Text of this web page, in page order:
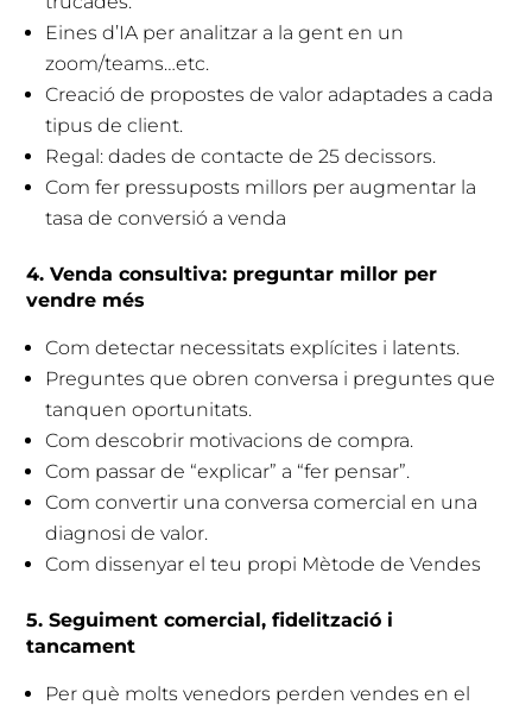
Eines d’IA per analitzar a la gent en un
zoom/teams…etc.
Creació de propostes de valor adaptades a cada
tipus de client.
Regal: dades de contacte de 25 decissors.
Com fer pressuposts millors per augmentar la
tasa de conversió a venda
4. Venda consultiva: preguntar millor per
vendre més
Com detectar necessitats explícites i latents.
Preguntes que obren conversa i preguntes que
tanquen oportunitats.
Com descobrir motivacions de compra.
Com passar de “explicar” a “fer pensar”.
Com convertir una conversa comercial en una
diagnosi de valor.
Com dissenyar el teu propi Mètode de Vendes
5. Seguiment comercial, fidelització i
tancament
Per què molts venedors perden vendes en el